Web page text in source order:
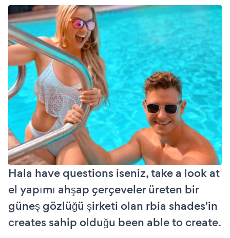
Hala have questions iseniz, take a look at
el yapımı ahşap çerçeveler üreten bir
güneş gözlüğü şirketi olan rbia shades'in
creates sahip olduğu been able to create.